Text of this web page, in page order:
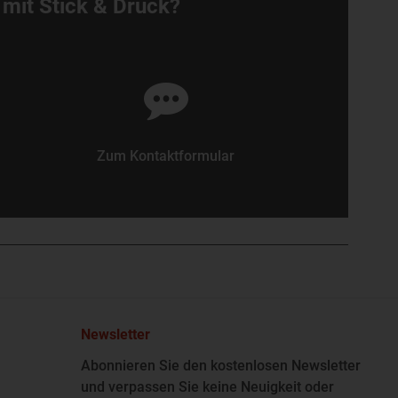
Stick & Druck?
Zum Kontaktformular
Newsletter
Abonnieren Sie den kostenlosen Newsletter
und verpassen Sie keine Neuigkeit oder